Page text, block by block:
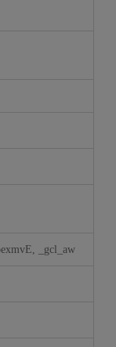
_gcl_aw